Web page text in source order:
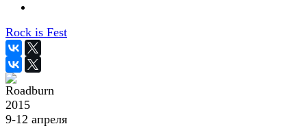
Rock is Fest
2015
9-12 апреля